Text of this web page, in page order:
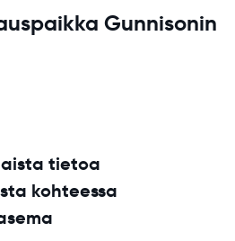
Gunnisonin
tietoa
kohteessa